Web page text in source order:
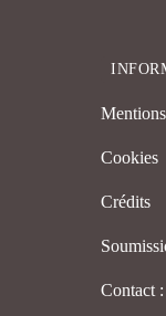
Cookies
Crédits
Contact